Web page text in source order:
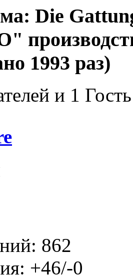
Die
1993 раз)
и 1
862
+46/-0